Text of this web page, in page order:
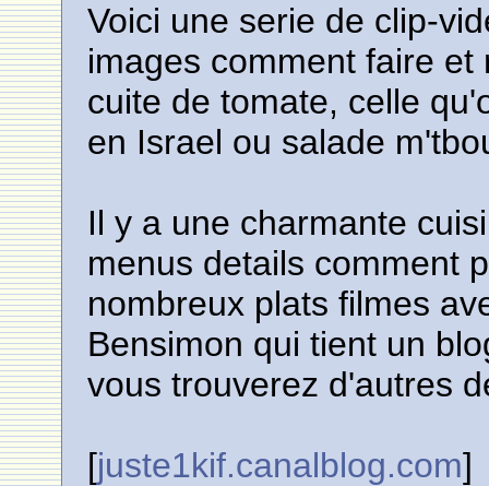
Voici une serie de clip-
images comment faire
cuite de tomate, celle
en Israel ou salade
Il y a une charmante
menus details comment
nombreux plats filmes
Bensimon qui tient un
vous trouverez d'autres
[juste1kif.canalblog.com]